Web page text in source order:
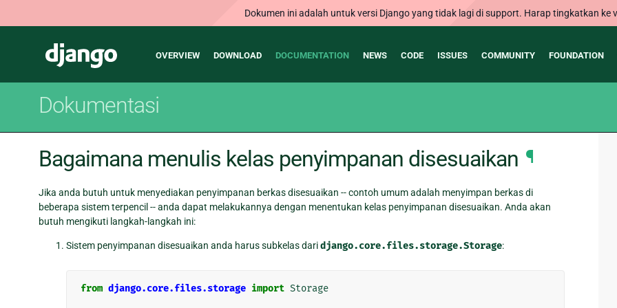
Dokumen ini adalah untuk versi Django yang tidak lagi di support. Harap tingkatkan ke
Django
Main
OVERVIEW DOWNLOAD DOCUMENTATION NEWS CODE ISSUES COMMUNITY FOUNDATION
Dokumentasi
Bagaimana menulis kelas penyimpanan disesuaikan ¶
Jika anda butuh untuk menyediakan penyimpanan berkas disesuaikan -- contoh umum adalah menyimpan berkas di
beberapa sistem terpencil -- anda dapat melakukannya dengan menentukan kelas penyimpanan disesuaikan. Anda akan
butuh mengikuti langkah-langkah ini:
Sistem penyimpanan disesuaikan anda harus subkelas daridjango.core.files.storage.Storage:
from django.core.files.storage import Storage